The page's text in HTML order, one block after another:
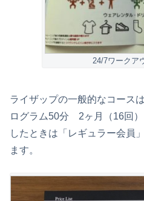
24/7ワークア
ライザップの一般的なコース
ログラム50分 2ヶ月（16回
したときは「レギュラー会員
ます。